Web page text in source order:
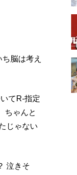
脳は考え
てR-指定
ちゃんと
じゃない
泣きそ